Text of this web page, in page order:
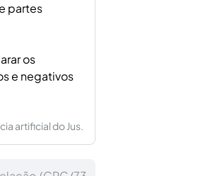
partes
os
e negativos
artificial do Jus.